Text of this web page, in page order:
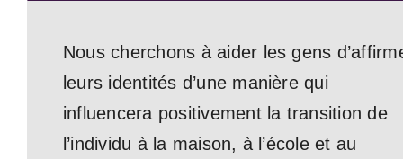
Nous cherchons à aider les gens
leurs identités d’une manière qui
influencera positivement la transition de
l’individu à la maison, à l’école et au